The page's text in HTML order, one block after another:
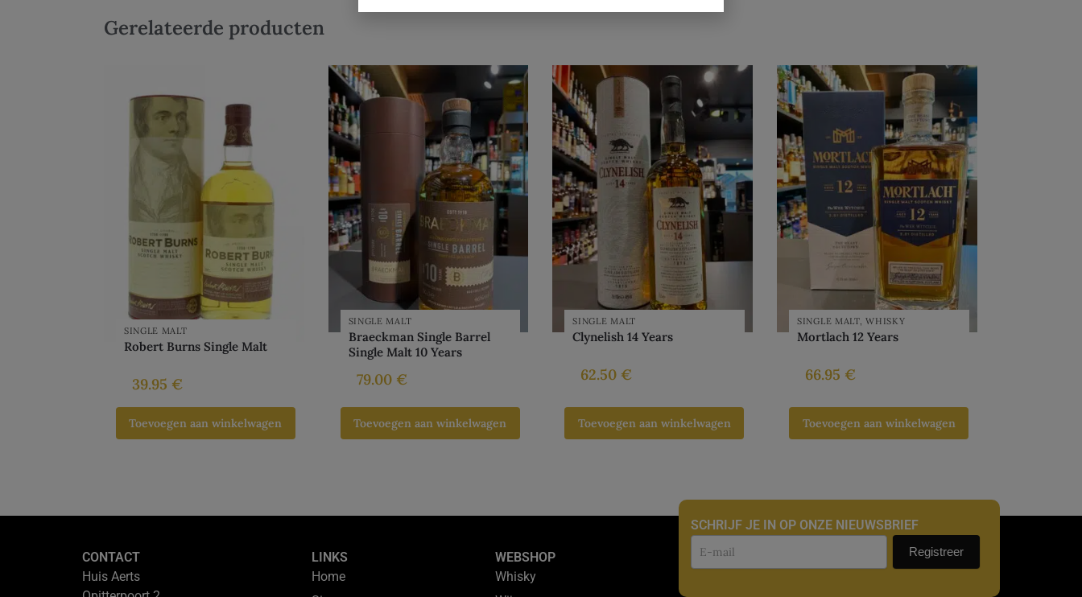
Gerelateerde producten
SINGLE MALT
Robert Burns Single Malt
39.95 €
Toevoegen aan winkelwagen
SINGLE MALT
Braeckman Single Barrel
Single Malt 10 Years
79.00 €
Toevoegen aan winkelwagen
SINGLE MALT
Clynelish 14 Years
62.50 €
Toevoegen aan winkelwagen
SINGLE MALT,WHISKY
Mortlach 12 Years
66.95 €
Toevoegen aan winkelwagen
CONTACT
Huis Aerts
LINKS
Home
WEBSHOP
Whisky
SCHRIJF JE IN OP ONZE NIEUWSBRIEF
Nieuwsbrief Registreer